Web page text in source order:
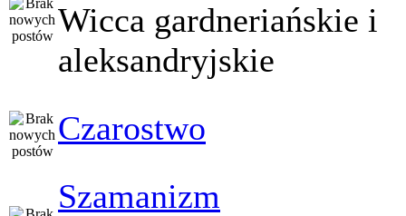
Wicca gardneriańskie i
aleksandryjskie
Czarostwo
Szamanizm